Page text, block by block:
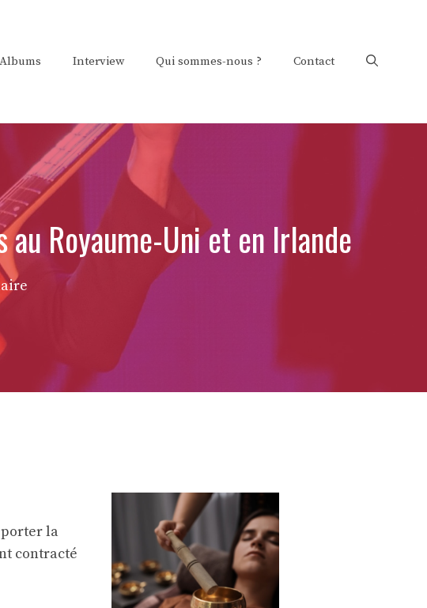
Albums Interview Qui sommes-nous ? Contact
Royaume-Uni et en Irlande
la
contracté